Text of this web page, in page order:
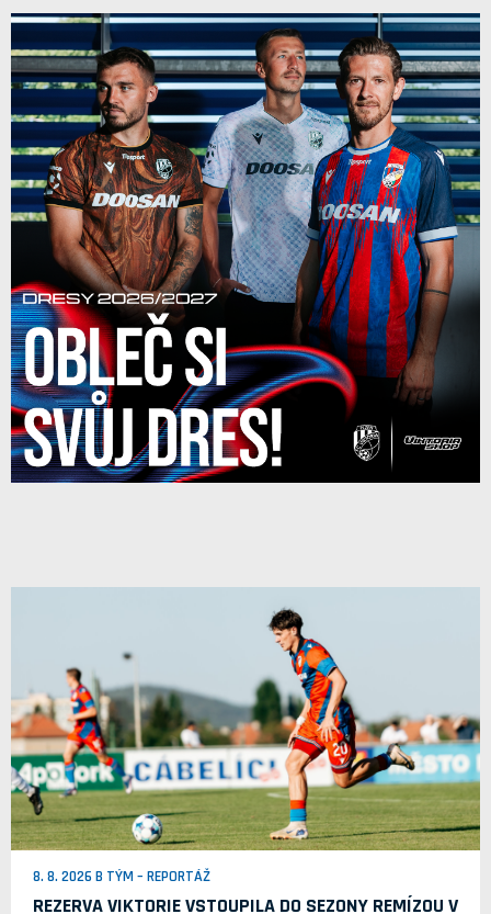
8. 8. 2026 B TÝM – REPORTÁŽ
REZERVA VIKTORIE VSTOUPILA DO SEZONY REMÍZOU V